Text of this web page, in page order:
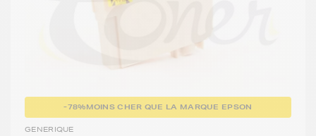
-78%MOINS CHER QUE LA MARQUE EPSON
GENERIQUE